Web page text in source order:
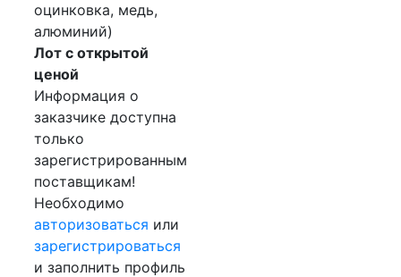
оцинковка, медь,
алюминий)
Лот с открытой
ценой
Информация о
заказчике доступна
только
зарегистрированным
поставщикам!
Необходимо
авторизоваться или
зарегистрироваться
и заполнить профиль